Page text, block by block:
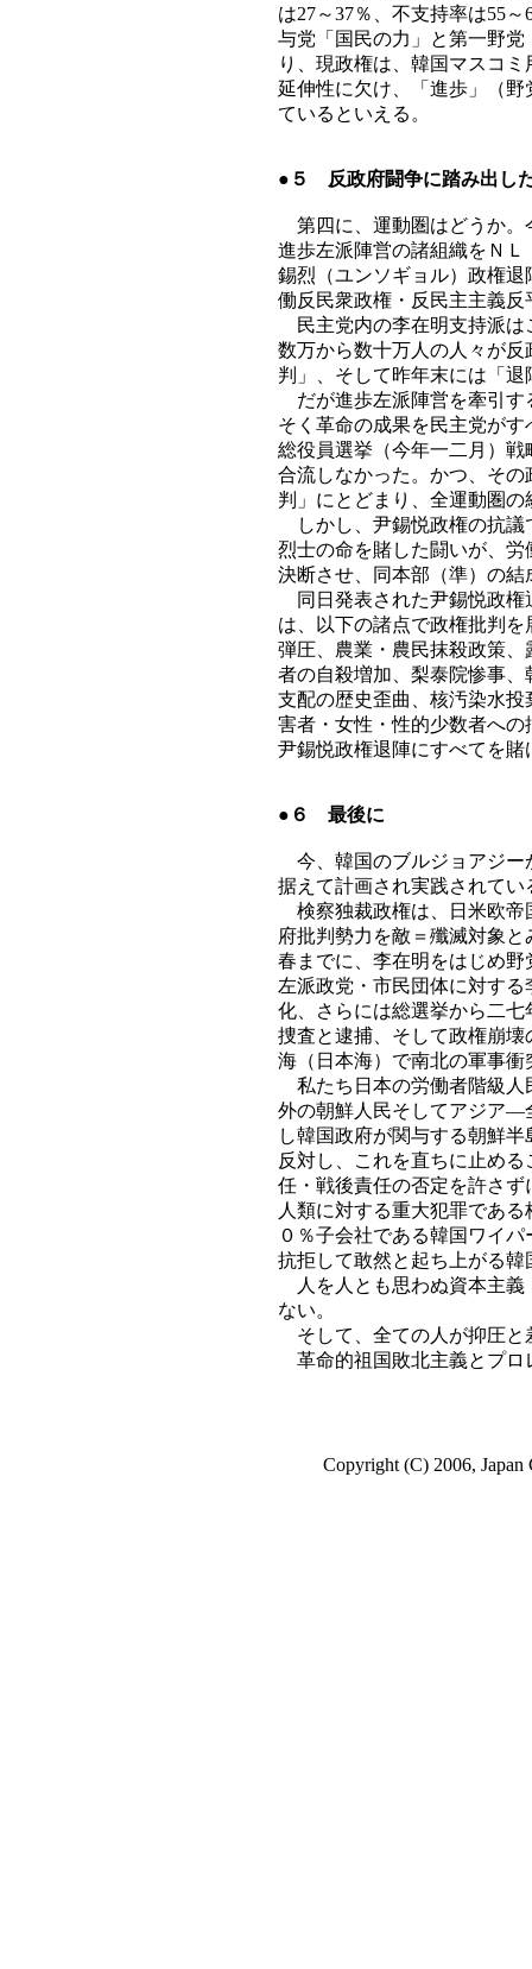
は27～37％、不支持率は55
与党「国民の力」と第一野
り、現政権は、韓国マスコ
延伸性に欠け、「進歩」（
ているといえる。
●５ 反政府闘争に踏み出し
第四に、運動圏はどうか。
進歩左派陣営の諸組織をＮ
錫烈（ユンソギョル）政権
働反民衆政権・反民主主義反
民主党内の李在明支持派は
数万から数十万人の人々が
判」、そして昨年末には「退
だが進歩左派陣営を牽引す
そく革命の成果を民主党が
総役員選挙（今年一二月）
合流しなかった。かつ、そ
判」にとどまり、全運動圏
しかし、尹錫悦政権の抗議
烈士の命を賭した闘いが、
決断させ、同本部（準）の結
同日発表された尹錫悦政権
は、以下の諸点で政権批判
弾圧、農業・農民抹殺政策
者の自殺増加、梨泰院惨事
支配の歴史歪曲、核汚染水
害者・女性・性的少数者へ
尹錫悦政権退陣にすべてを
●６ 最後に
今、韓国のブルジョアジー
据えて計画され実践されて
検察独裁政権は、日米欧帝
府批判勢力を敵＝殲滅対象
春までに、李在明をはじめ
左派政党・市民団体に対す
化、さらには総選挙から二
捜査と逮捕、そして政権崩
海（日本海）で南北の軍事
私たち日本の労働者階級人
外の朝鮮人民そしてアジア―
し韓国政府が関与する朝鮮
反対し、これを直ちに止め
任・戦後責任の否定を許さ
人類に対する重大犯罪であ
０％子会社である韓国ワイ
抗拒して敢然と起ち上がる
人を人とも思わぬ資本主義
ない。
そして、全ての人が抑圧と
革命的祖国敗北主義とプロ
Copyright (C) 2006, Japan